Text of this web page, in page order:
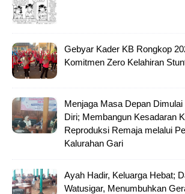
Gebyar Kader KB Rongkop
Komitmen Zero Kelahiran
Menjaga Masa Depan
Diri; Membangun Kesadaran
Reproduksi Remaja melalui
Kalurahan Gari
Ayah Hadir, Keluarga Hebat;
Watusigar, Menumbuhkan